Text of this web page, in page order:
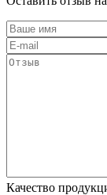
Качество